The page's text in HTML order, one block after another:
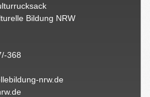
Bildung NRW
368
nrw.de